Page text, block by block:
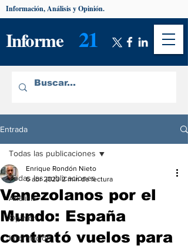
Informe 21
Información, Análisis y Opinión.
Entrada
Todas las publicaciones
Análisis
Opinión
Información
Todas las publicaciones
Venezolanos por el
Mundo: España
contrató vuelos para
Enrique Rondón Nieto
6 abr 2023 2 min de lectura